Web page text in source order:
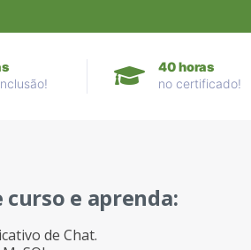
40 horas
no certificado!
curso e aprenda:
de Chat.